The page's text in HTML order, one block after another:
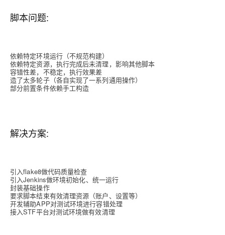
脚本问题:
依赖特定环境运行（不规范构建）
依赖特定资源，执行完成后未清理，影响其他脚本
容错性差，不稳定，执行效果差
造了太多轮子（各自实现了一系列通用操作）
部分前置条件依赖手工构造
解决方案:
引入flake8做代码质量检查
引入Jenkins做环境初始化、统一运行
封装基础操作
要求脚本结束有效清理资源（账户、设置等）
开发辅助APP对测试环境进行容错处理
接入STF平台对测试环境做有效清理